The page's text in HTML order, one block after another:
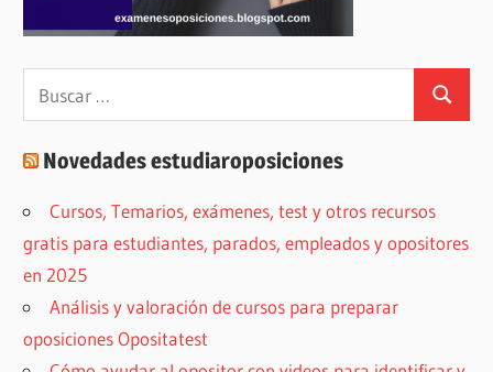
Buscar
Novedades estudiaroposiciones
Cursos, Temarios, exámenes, test y otros recursos
gratis para estudiantes, parados, empleados y opositores
en 2025
Análisis y valoración de cursos para preparar
oposiciones Opositatest